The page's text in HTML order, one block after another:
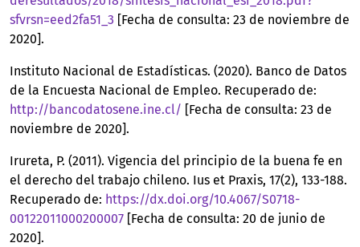
sfvrsn=eed2fa51_3 [Fecha de consulta: 23 de noviembre de
2020].
Instituto Nacional de Estadísticas. (2020). Banco de Datos
de la Encuesta Nacional de Empleo. Recuperado de:
http://bancodatosene.ine.cl/ [Fecha de consulta: 23 de
noviembre de 2020].
Irureta, P. (2011). Vigencia del principio de la buena fe en
el derecho del trabajo chileno. Ius et Praxis, 17(2), 133-188.
Recuperado de: https://dx.doi.org/10.4067/S0718-
00122011000200007 [Fecha de consulta: 20 de junio de
2020].